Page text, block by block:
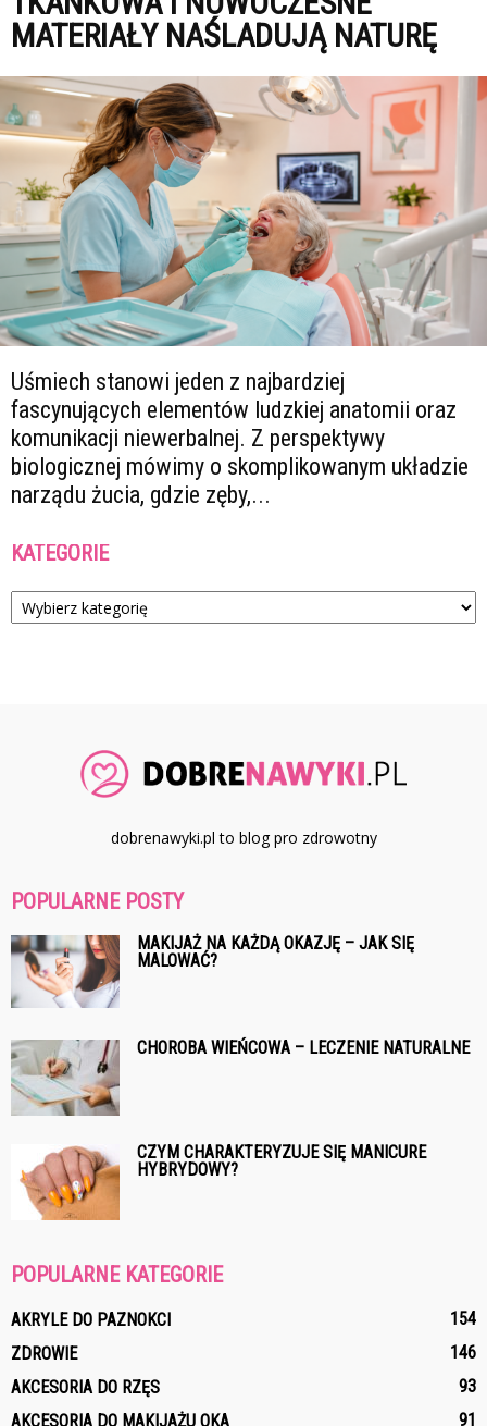
MATERIAŁY NAŚLADUJĄ NATURĘ
Uśmiech stanowi jeden z najbardziej
fascynujących elementów ludzkiej anatomii oraz
komunikacji niewerbalnej. Z perspektywy
biologicznej mówimy o skomplikowanym układzie
narządu żucia, gdzie zęby,...
KATEGORIE
Kategorie
dobrenawyki.pl to blog pro zdrowotny
POPULARNE POSTY
MAKIJAŻ NA KAŻDĄ OKAZJĘ – JAK SIĘ
MALOWAĆ?
CHOROBA WIEŃCOWA – LECZENIE NATURALNE
CZYM CHARAKTERYZUJE SIĘ MANICURE
HYBRYDOWY?
POPULARNE KATEGORIE
AKRYLE DO PAZNOKCI
154
ZDROWIE
146
AKCESORIA DO RZĘS
93
AKCESORIA DO MAKIJAŻU OKA
91